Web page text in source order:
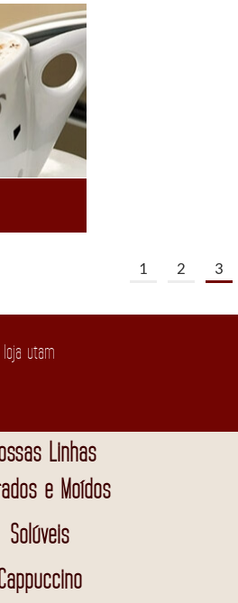
1 2 3
utam
Linhas
e Moídos
Solúveis